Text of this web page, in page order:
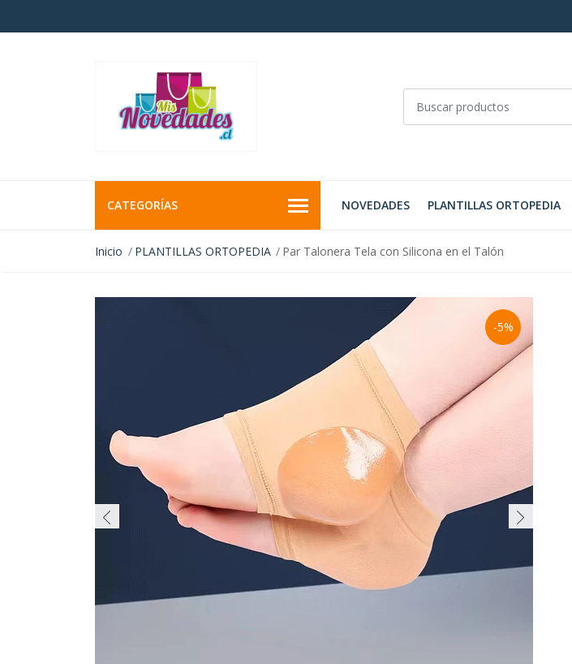
CATEGORÍAS NOVEDADES PLANTILLAS ORTOPEDIA
Inicio PLANTILLAS ORTOPEDIA Par Talonera Tela con Silicona en el Talón
-5%